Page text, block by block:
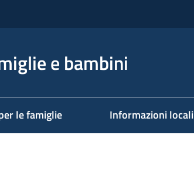
e bambini
le famiglie Informazioni locali